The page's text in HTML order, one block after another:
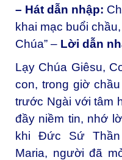
– Hát dẫn nhập:
khai mạc buổi
Chúa” – Lời dẫn
Lạy Chúa Giêsu,
con, trong giờ
trước Ngài với tâm
đầy niềm tin, nhớ
khi Đức Sứ
Maria, người đã